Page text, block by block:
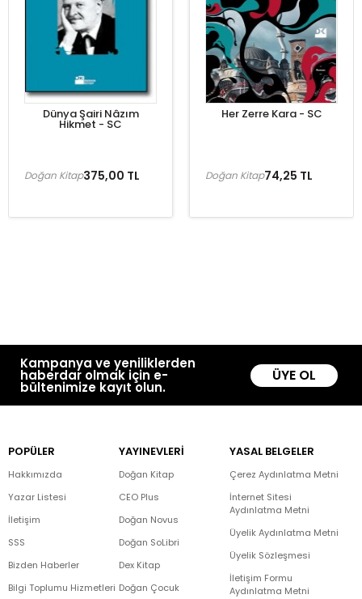
Dünya Şairi Nâzım
Hikmet - SC
375,00 TL
Doğan Kitap
Her Zerre Kara - SC
74,25 TL
Doğan Kitap
Kampanya ve yeniliklerden
haberdar olmak için e-
bültenimize kayıt olun.
ÜYE OL
POPÜLER
Hakkımızda
Yazar Listesi
İletişim
SSS
Bizden Haberler
Bilgi Toplumu Hizmetleri
YAYINEVLERİ
Doğan Kitap
CEO Plus
Doğan Novus
Doğan SoLibri
Dex Kitap
Doğan Çocuk
YASAL BELGELER
Çerez Aydınlatma Metni
İnternet Sitesi
Aydınlatma Metni
Üyelik Aydınlatma Metni
Üyelik Sözleşmesi
İletişim Formu
Aydınlatma Metni